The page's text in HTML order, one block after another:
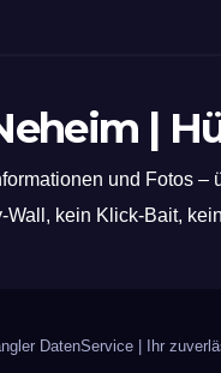
|
und Fotos –
Wall, kein Klick-Bait,
DatenService | Ihr